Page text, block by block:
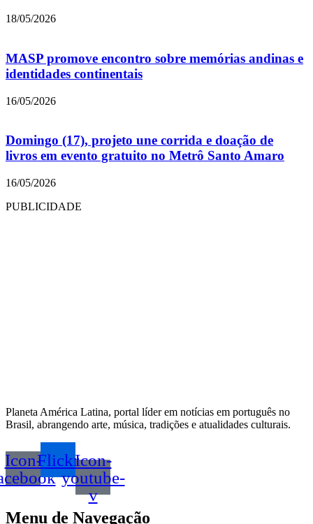
18/05/2026
MASP promove encontro sobre memórias andinas e
identidades continentais
16/05/2026
Domingo (17), projeto une corrida e doação de
livros em evento gratuito no Metrô Santo Amaro
16/05/2026
PUBLICIDADE
Planeta América Latina, portal líder em notícias em português no
Brasil, abrangendo arte, música, tradições e atualidades culturais.
Icon-FlickrIcon-
youtube-
v
Menu de Navegação